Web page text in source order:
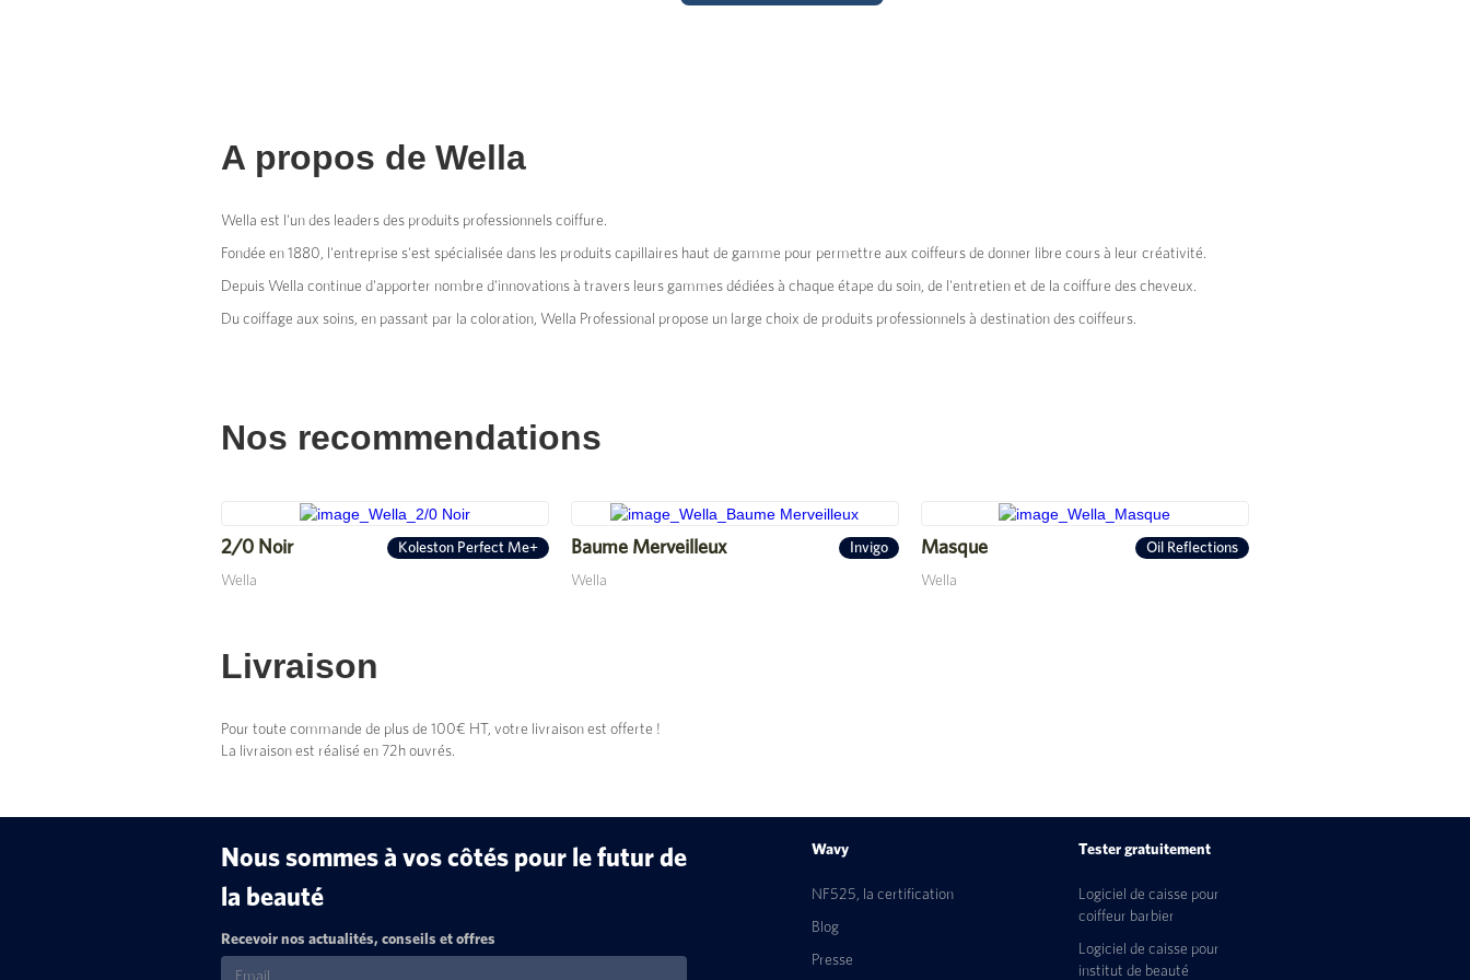
A propos de Wella
Wella est l'un des leaders des produits professionnels coiffure.
Fondée en 1880, l'entreprise s'est spécialisée dans les produits capillaires haut de gamme pour permettre aux coiffeurs de donner libre cours à leur créativité.
Depuis Wella continue d'apporter nombre d'innovations à travers leurs gammes dédiées à chaque étape du soin, de l'entretien et de la coiffure des cheveux.
Du coiffage aux soins, en passant par la coloration, Wella Professional propose un large choix de produits professionnels à destination des coiffeurs.
Nos recommendations
2/0 Noir Koleston Perfect Me+
Wella
Baume Merveilleux Invigo
Wella
Masque Oil Reflections
Wella
Livraison
Pour toute commande de plus de 100€ HT, votre livraison est offerte !
La livraison est réalisé en 72h ouvrés.
Nous sommes à vos côtés pour le futur de
la beauté
Recevoir nos actualités, conseils et offres
Wavy
NF525, la certification
Blog
Presse
Tester gratuitement
Logiciel de caisse pour
coiffeur barbier
Logiciel de caisse pour
institut de beauté